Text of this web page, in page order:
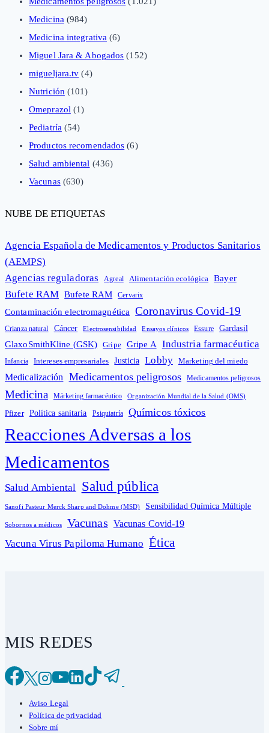
Medicina (984)
Medicina integrativa (6)
Miguel Jara & Abogados (152)
migueljara.tv (4)
Nutrición (101)
Omeprazol (1)
Pediatría (54)
Productos recomendados (6)
Salud ambiental (436)
Vacunas(630)
NUBE DE ETIQUETAS
Agencia Española de Medicamentos y Productos Sanitarios
(AEMPS)
Agencias reguladoras
Agreal Alimentación ecológica Bayer
Bufete RAM Bufete RAM Cervarix
Contaminación electromagnética Coronavirus Covid-19
Crianza natural Cáncer Electrosensibilidad Ensayos clínicos Essure Gardasil
GlaxoSmithKline (GSK) Gripe Gripe A Industria farmacéutica
Infancia Intereses empresariales Justicia Lobby Marketing del miedo
Medicalización Medicamentos peligrosos Medicamentos peligrosos
Medicina Márketing farmacéutico Organización Mundial de la Salud (OMS)
Pfizer Política sanitaria Psiquiatría Químicos tóxicos
Reacciones Adversas a los
Medicamentos
Salud Ambiental Salud pública
Sanofi Pasteur Merck Sharp and Dohme (MSD) Sensibilidad Química Múltiple
Sobornos a médicos Vacunas Vacunas Covid-19
Vacuna Virus Papiloma Humano Ética
MIS REDES
Aviso Legal
Política de privacidad
Sobre mí